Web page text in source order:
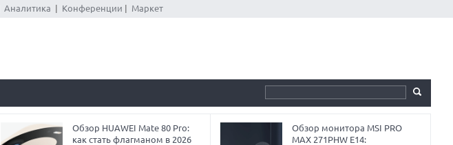
Аналитика Конференции Маркет
Обзор HUAWEI Mate 80 Pro:
как стать флагманом в 2026
Обзор монитора MSI PRO
MAX 271PHW E14: